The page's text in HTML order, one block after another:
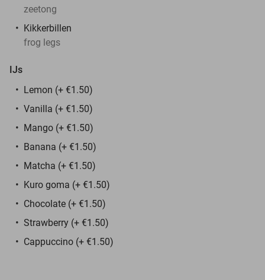
zeetong
Kikkerbillen
frog legs
IJs
Lemon (+ €1.50)
Vanilla (+ €1.50)
Mango (+ €1.50)
Banana (+ €1.50)
Matcha (+ €1.50)
Kuro goma (+ €1.50)
Chocolate (+ €1.50)
Strawberry (+ €1.50)
Cappuccino (+ €1.50)